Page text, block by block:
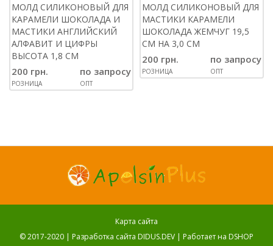
МОЛД СИЛИКОНОВЫЙ ДЛЯ
КАРАМЕЛИ ШОКОЛАДА И
МАСТИКИ АНГЛИЙСКИЙ
АЛФАВИТ И ЦИФРЫ
ВЫСОТА 1,8 СМ
200 грн.
РОЗНИЦА
по запросу
ОПТ
МОЛД СИЛИКОНОВЫЙ ДЛЯ
МАСТИКИ КАРАМЕЛИ
ШОКОЛАДА ЖЕМЧУГ 19,5
СМ НА 3,0 СМ
200 грн.
РОЗНИЦА
по запросу
ОПТ
Карта сайта
© 2017-2020 | Разработка сайта DIDUS.DEV | Работает на DSHOP